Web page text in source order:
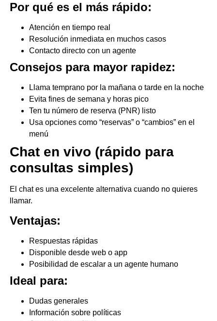
Por qué es el más rápido:
Atención en tiempo real
Resolución inmediata en muchos casos
Contacto directo con un agente
Consejos para mayor rapidez:
Llama temprano por la mañana o tarde en la noche
Evita fines de semana y horas pico
Ten tu número de reserva (PNR) listo
Usa opciones como “reservas” o “cambios” en el
menú
Chat en vivo (rápido para
consultas simples)
El chat es una excelente alternativa cuando no quieres
llamar.
Ventajas:
Respuestas rápidas
Disponible desde web o app
Posibilidad de escalar a un agente humano
Ideal para:
Dudas generales
Información sobre políticas